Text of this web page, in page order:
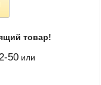
товар!
50 или